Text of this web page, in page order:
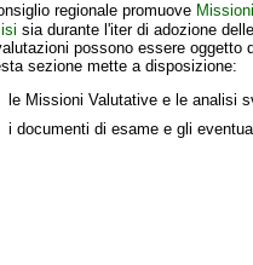
regionale promuove
sia durante l'iter di adozione
possono essere oggetto
sezione mette a disposizione:
le Missioni Valutative e le analisi
i documenti di esame e gli